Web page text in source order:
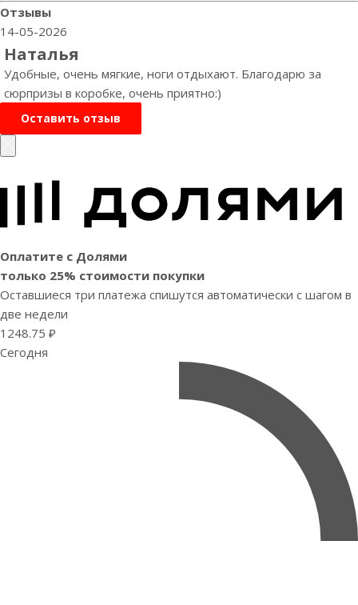
Отзывы
14-05-2026
Наталья
Удобные, очень мягкие, ноги отдыхают. Благодарю за
сюрпризы в коробке, очень приятно:)
Оставить отзыв
Оплатите с Долями
только 25% стоимости покупки
Оставшиеся три платежа спишутся автоматически с шагом в
две недели
1248.75 ₽
Сегодня